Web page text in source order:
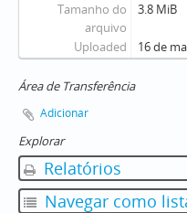
Tamanho do
arquivo
3.8 MiB
Uploaded 16 de
Área de Transferência
Adicionar
Explorar
Relatórios
Navegar como